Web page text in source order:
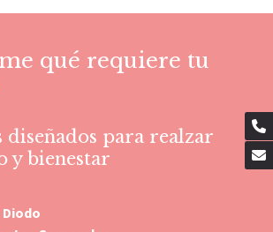
qué requiere tu
diseñados para realzar
y bienestar
Diodo